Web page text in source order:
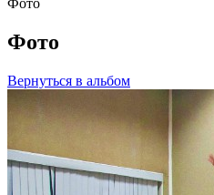
Фото
Фото
Вернуться в альбом